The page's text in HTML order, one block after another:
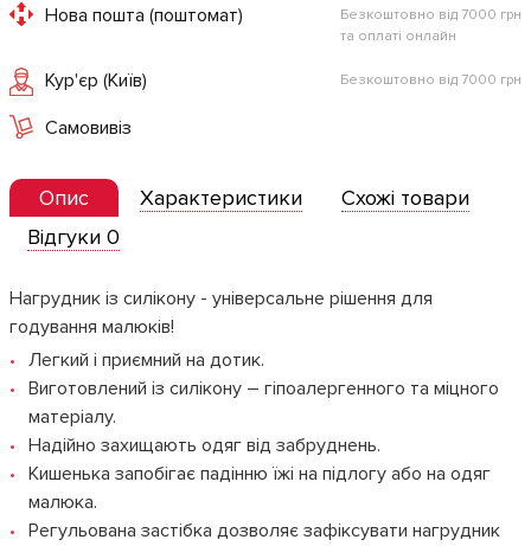
Нова пошта (поштомат)
Безкоштовно від 7000 грн
та оплаті онлайн
Кур'єр (Київ) Безкоштовно від 7000 грн
Самовивіз
Опис Характеристики
Схожі товари
Відгуки 0
Нагрудник із силікону - універсальне рішення для
годування малюків!
Легкий і приємний на дотик.
Виготовлений із силікону – гіпоалергенного та міцного
матеріалу.
Надійно захищають одяг від забруднень.
Кишенька запобігає падінню їжі на підлогу або на одяг
малюка.
Регульована застібка дозволяє зафіксувати нагрудник